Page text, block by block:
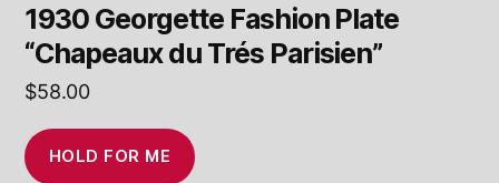
1930 Georgette Fashion Plate
“Chapeaux du Trés Parisien”
$58.00
HOLD FOR ME